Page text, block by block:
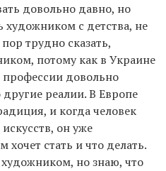
довольно давно, но
художником с детства, не
трудно сказать,
потому как в Украине
довольно
реалии. В Европе
и когда человек
он уже
хочет стать и что делать.
но знаю, что